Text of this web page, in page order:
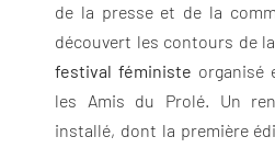
de la presse et de la
découvert les contours de
festival féministe organisé
les Amis du Prolé. Un
installé, dont la première